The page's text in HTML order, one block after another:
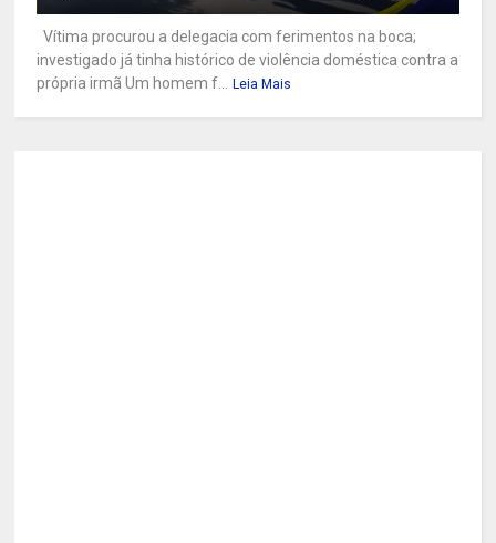
Vítima procurou a delegacia com ferimentos na boca;
investigado já tinha histórico de violência doméstica contra a
própria irmã Um homem f... Leia Mais